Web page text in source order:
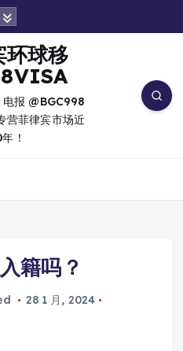
报 @BGC998
营菲律宾市场近
！
籍吗？
28 1 月, 2024